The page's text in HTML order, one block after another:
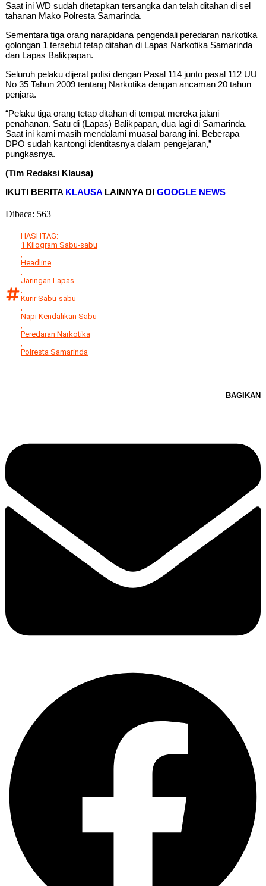
Saat ini WD sudah ditetapkan tersangka dan telah ditahan di sel
tahanan Mako Polresta Samarinda.
Sementara tiga orang narapidana pengendali peredaran narkotika
golongan 1 tersebut tetap ditahan di Lapas Narkotika Samarinda
dan Lapas Balikpapan.
Seluruh pelaku dijerat polisi dengan Pasal 114 junto pasal 112 UU
No 35 Tahun 2009 tentang Narkotika dengan ancaman 20 tahun
penjara.
“Pelaku tiga orang tetap ditahan di tempat mereka jalani
penahanan. Satu di (Lapas) Balikpapan, dua lagi di Samarinda.
Saat ini kami masih mendalami muasal barang ini. Beberapa
DPO sudah kantongi identitasnya dalam pengejaran,”
pungkasnya.
(Tim Redaksi Klausa)
IKUTI BERITA KLAUSA LAINNYA DI GOOGLE NEWS
Dibaca: 563
HASHTAG:
1 Kilogram Sabu-sabu
,
Headline
,
Jaringan Lapas
,
Kurir Sabu-sabu
,
Napi Kendalikan Sabu
,
Peredaran Narkotika
,
Polresta Samarinda
BAGIKAN